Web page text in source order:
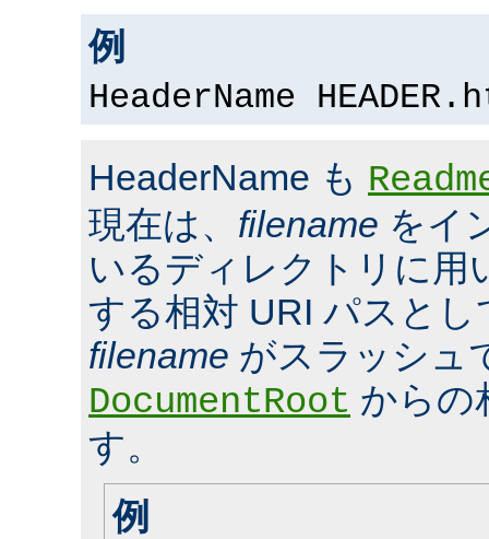
例
HeaderName
HeaderName も
現在は、 filename をイ
いるディレクトリに用
する相対 URI パスと
filename がスラッシュ
DocumentRoot からの
す。
例